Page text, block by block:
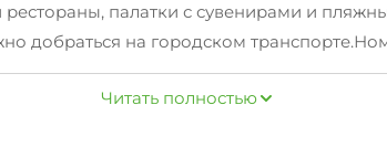
палатки с сувенирами и
добраться на городском
кухни для самостоятельного
мы оборудовали места для
Читать полностью